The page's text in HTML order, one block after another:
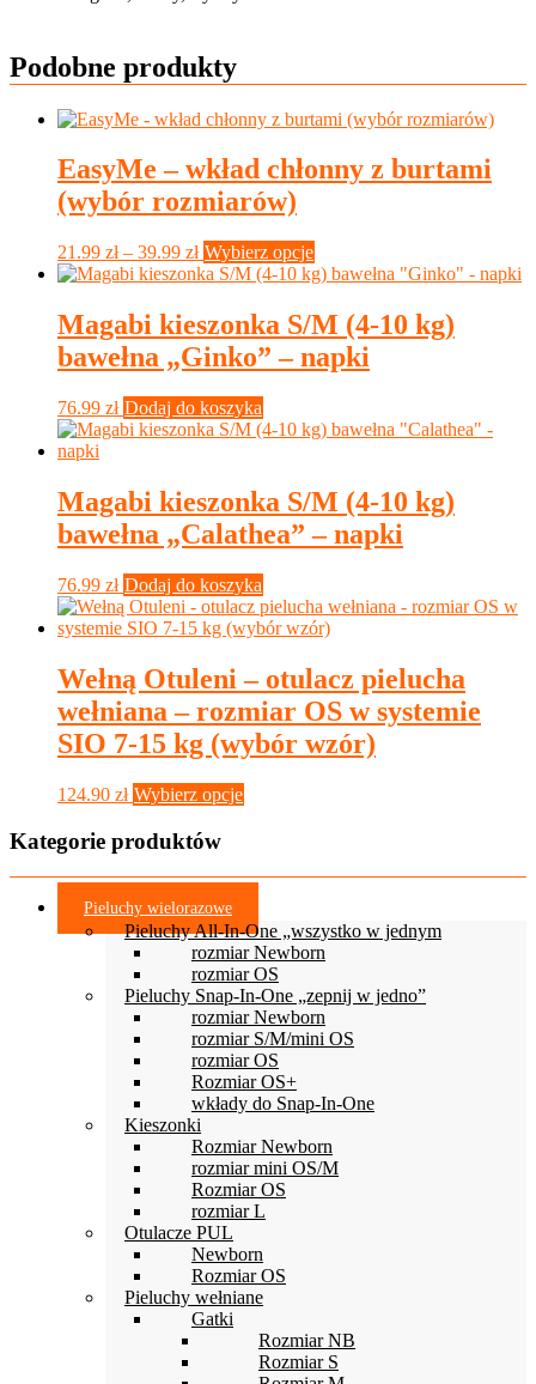
Podobne produkty
EasyMe – wkład chłonny z burtami
(wybór rozmiarów)
21.99 zł – 39.99 złZakres
cen:
21.99 zł
do
39.99 zł
Wybierz opcje
produkt
wiele
wariantów.
Opcje
na
stronie
Magabi kieszonka S/M (4-10 kg)
bawełna „Ginko” – napki
76.99 zł Dodaj do koszyka
Magabi kieszonka S/M (4-10 kg)
bawełna „Calathea” – napki
76.99 zł Dodaj do koszyka
Wełną Otuleni – otulacz pielucha
wełniana – rozmiar OS w systemie
SIO 7-15 kg (wybór wzór)
124.90 zł Wybierz opcje
wariantów.
można
wybrać
na
stronie
produktu
Kategorie produktów
Pieluchy wielorazowe
Pieluchy All-In-One „wszystko w jednym
rozmiar Newborn
rozmiar OS
Pieluchy Snap-In-One „zepnij w jedno”
rozmiar Newborn
rozmiar S/M/mini OS
rozmiar OS
Rozmiar OS+
wkłady do Snap-In-One
Kieszonki
Rozmiar Newborn
rozmiar mini OS/M
Rozmiar OS
rozmiar L
Otulacze PUL
Newborn
Rozmiar OS
Pieluchy wełniane
Gatki
Rozmiar NB
Rozmiar S